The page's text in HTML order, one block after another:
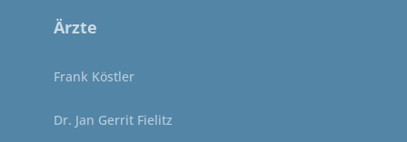
Ärzte
Frank Köstler
Dr. Jan Gerrit Fielitz